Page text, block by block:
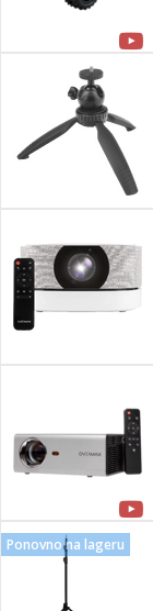
Sušilica
/ Zdravlje
za kosu
Ponovno na lageru